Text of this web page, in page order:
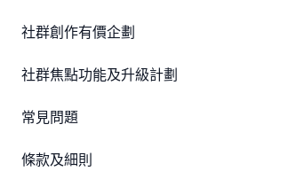
社群創作有價企劃
社群焦點功能及升級計劃
常見問題
條款及細則